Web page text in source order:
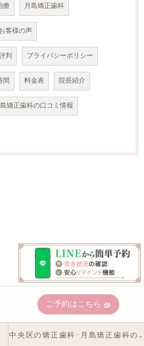
療 月島矯正歯科
客様の声
判 プライバシーポリシー
間 料金表 院長紹介
矯正歯科の口コミ情報
ご予約はこちら
中央区の矯正歯科･月島矯正歯科の口コミ情報